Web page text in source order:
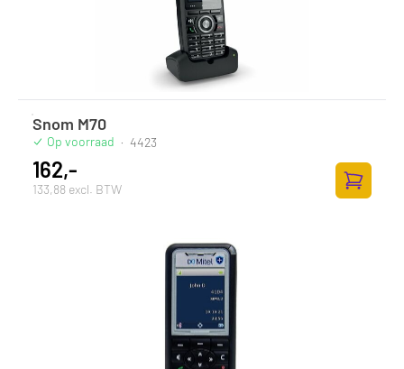
Snom M70
Op voorraad · 4423
162,-
133,88 excl. BTW
Zum